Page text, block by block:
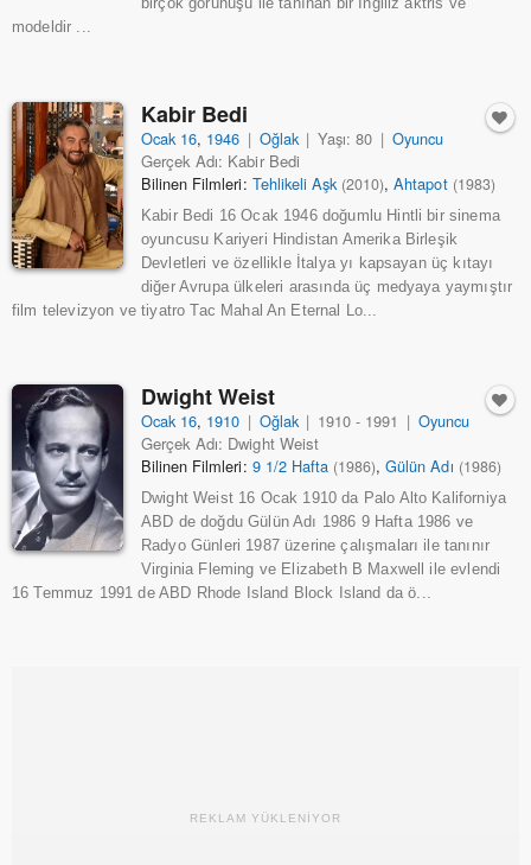
modeldir ...
Kabir Bedi
Ocak 16, 1946 | Oğlak | Yaşı: 80 | Oyuncu
Gerçek Adı: Kabir Bedi
Bilinen Filmleri: Tehlikeli Aşk (2010),Ahtapot (1983)
Kabir Bedi 16 Ocak 1946 doğumlu Hintli bir sinema
oyuncusu Kariyeri Hindistan Amerika Birleşik
Devletleri ve özellikle İtalya yı kapsayan üç kıtayı
diğer Avrupa ülkeleri arasında üç medyaya yaymıştır
film televizyon ve tiyatro Tac Mahal An Eternal Lo...
Dwight Weist
Ocak 16, 1910 | Oğlak | 1910 - 1991 | Oyuncu
Gerçek Adı: Dwight Weist
Bilinen Filmleri: 9 1/2 Hafta (1986),Gülün Adı (1986)
Dwight Weist 16 Ocak 1910 da Palo Alto Kaliforniya
ABD de doğdu Gülün Adı 1986 9 Hafta 1986 ve
Radyo Günleri 1987 üzerine çalışmaları ile tanınır
Virginia Fleming ve Elizabeth B Maxwell ile evlendi
16 Temmuz 1991 de ABD Rhode Island Block Island da ö...
REKLAM YÜKLENİYOR